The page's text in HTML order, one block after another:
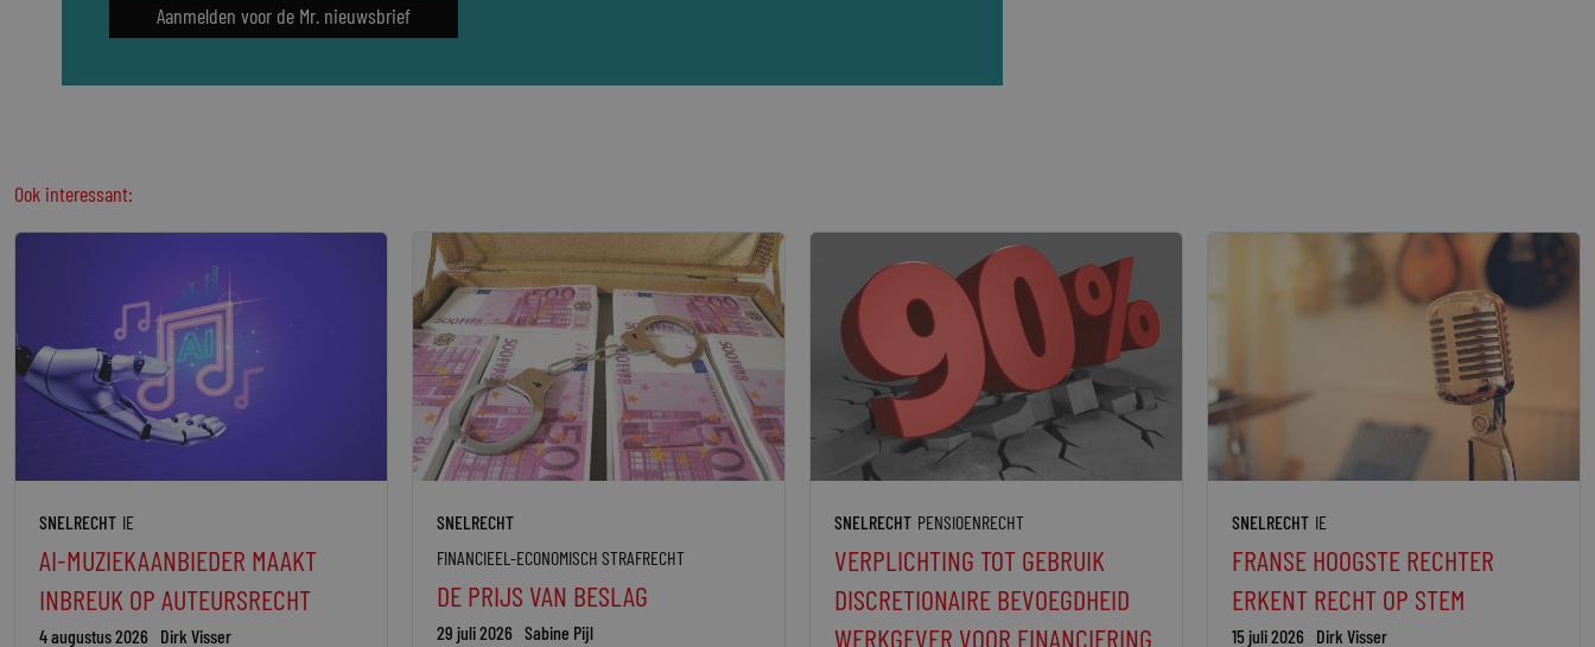
Aanmelden voor de Mr. nieuwsbrief
Ook interessant:
SNELRECHT IE
AI-MUZIEKAANBIEDER MAAKT
INBREUK OP AUTEURSRECHT
4 augustus 2026 Dirk Visser
SNELRECHT
FINANCIEEL-ECONOMISCH STRAFRECHT
DE PRIJS VAN BESLAG
29 juli 2026 Sabine Pijl
SNELRECHT PENSIOENRECHT
VERPLICHTING TOT GEBRUIK
DISCRETIONAIRE BEVOEGDHEID
WERKGEVER VOOR FINANCIERING
SNELRECHT IE
FRANSE HOOGSTE RECHTER
ERKENT RECHT OP STEM
15 juli 2026 Dirk Visser